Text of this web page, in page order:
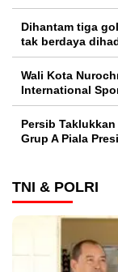
Dihantam tiga
tak berdaya
Wali Kota
International
Persib
Grup A Piala
TNI & POLRI